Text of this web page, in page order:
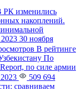
РК изменились
накоплений.
30 ноября
В рейтинге
По
по силе армии
509 694
сравниваем